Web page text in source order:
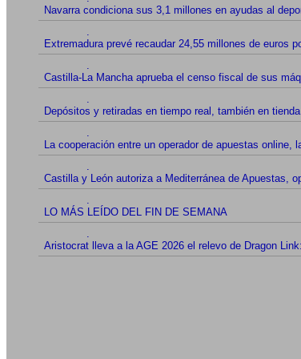
Navarra condiciona sus 3,1 millones en ayudas al
.
Extremadura prevé recaudar 24,55 millones de euros
.
Castilla-La Mancha aprueba el censo fiscal de sus
.
Depósitos y retiradas en tiempo real, también en
.
La cooperación entre un operador de apuestas
.
Castilla y León autoriza a Mediterránea de Apuestas,
.
LO MÁS LEÍDO DEL FIN DE SEMANA
.
Aristocrat lleva a la AGE 2026 el relevo de Dragon